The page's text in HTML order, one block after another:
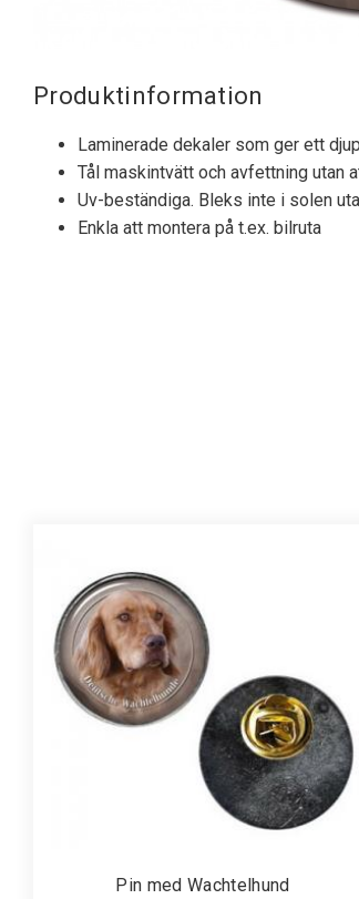
Produktinformation
Laminerade dekaler som ger ett
Tål maskintvätt och avfettning utan
Uv-beständiga. Bleks inte i solen
Enkla att montera på t.ex. bilruta
Pin med Wachtelhund